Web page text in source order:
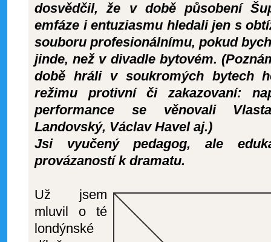
dosvědčil, že v době působení
emfáze i entuziasmu hledali jen s
souboru profesionálnímu, pokud
jinde, než v divadle bytovém.
době hráli v soukromých bytech
režimu protivní či zakazovaní:
performance se věnovali
Landovský, Václav Havel aj.)
Jsi vyučený pedagog, ale
provázaností k dramatu.
Už jsem
mluvil o té
londýnské